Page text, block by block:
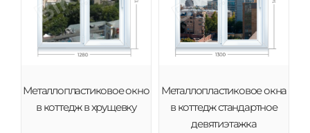
Металлопластиковое окно
в коттедж в хрущевку
Металлопластиковое окна
в коттедж стандартное
девятиэтажка